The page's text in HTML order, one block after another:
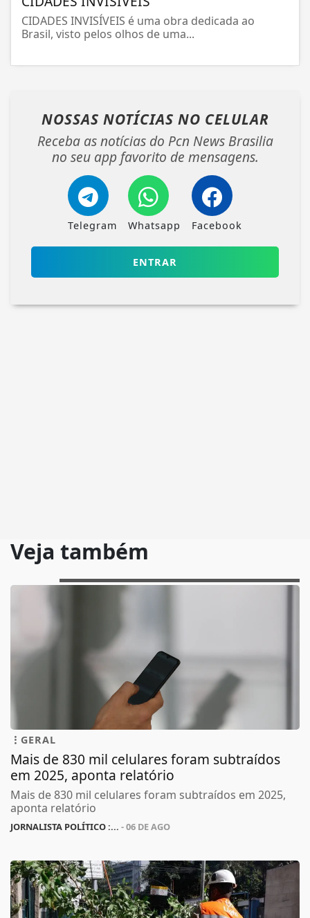
CIDADES INVISÍVEIS é uma obra dedicada ao
Brasil, visto pelos olhos de uma...
NOSSAS NOTÍCIAS NO CELULAR
Receba as notícias do Pcn News Brasilia
no seu app favorito de mensagens.
Telegram Whatsapp Facebook
ENTRAR
Veja também
GERAL
Mais de 830 mil celulares foram subtraídos
em 2025, aponta relatório
Mais de 830 mil celulares foram subtraídos em 2025,
aponta relatório
JORNALISTA POLÍTICO :... - 06 DE AGO